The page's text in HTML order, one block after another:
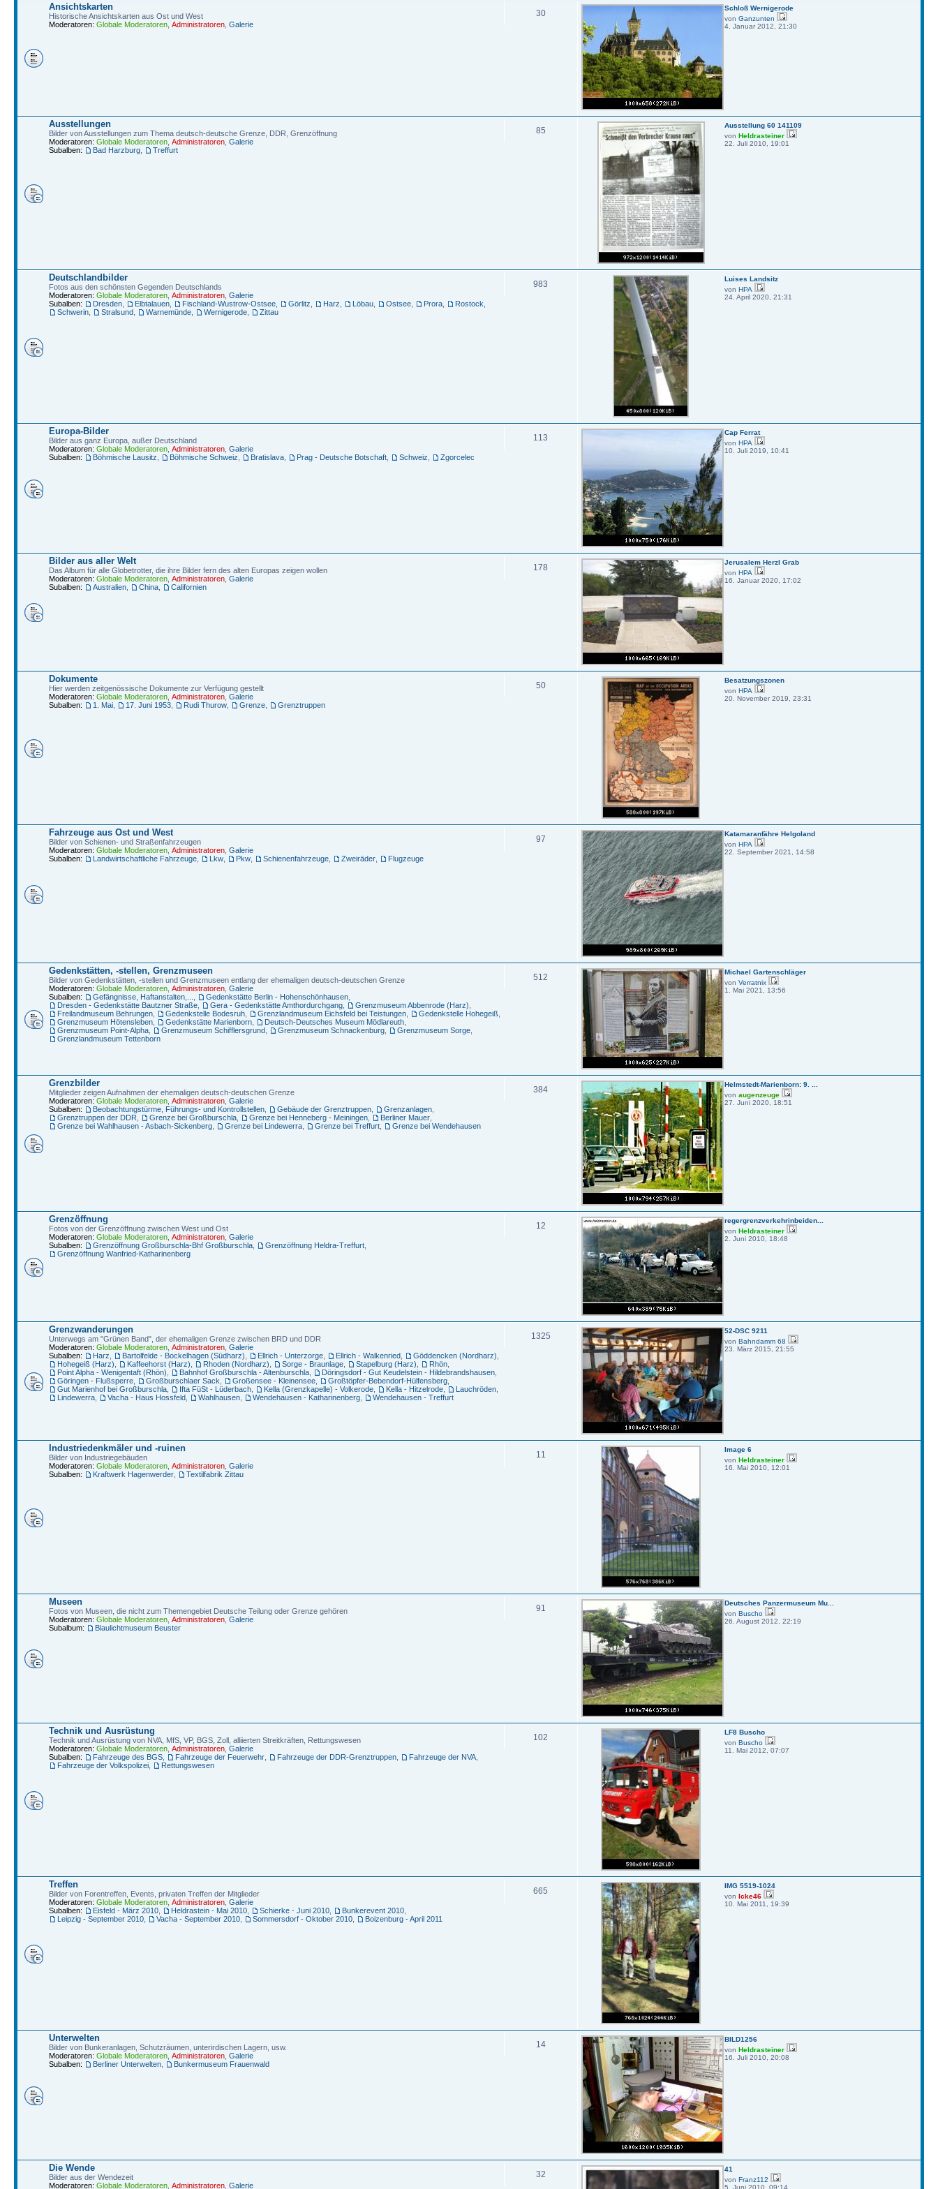
Ansichtskarten
Historische Ansichtskarten aus Ost und West
Moderatoren: Globale Moderatoren Administratoren Galerie
30
Schloß Wernigerode
von Ganzunten
4. Januar 2012, 21:30
Ausstellungen
Bilder von Ausstellungen zum Thema deutsch-deutsche Grenze, DDR, Grenzöffnung
Moderatoren: Globale Moderatoren Administratoren Galerie
Subalben:
Bad Harzburg Treffurt
85
Ausstellung 60 141109
von Heldrasteiner
22. Juli 2010, 19:01
Deutschlandbilder
Fotos aus den schönsten Gegenden Deutschlands
Moderatoren: Globale Moderatoren Administratoren Galerie
Subalben:
Dresden Elbtalauen Fischland-Wustrow-Ostsee Görlitz Harz Löbau Ostsee Prora Rostock
Schwerin
Stralsund Warnemünde Wernigerode Zittau
983
Luises Landsitz
von HPA
24. April 2020, 21:31
Europa-Bilder
Bilder aus ganz Europa, außer Deutschland
Moderatoren: Globale Moderatoren Administratoren Galerie
Subalben:
Böhmische Lausitz Böhmische Schweiz Bratislava Prag - Deutsche Botschaft Schweiz Zgorcelec
113
Cap Ferrat
von HPA
10. Juli 2019, 10:41
Bilder aus aller Welt
Das Album für alle Globetrotter, die ihre Bilder fern des alten Europas zeigen wollen
Moderatoren: Globale Moderatoren Administratoren Galerie
Subalben:
Australien China Californien
178
Jerusalem Herzl Grab
von HPA
16. Januar 2020, 17:02
Dokumente
Hier werden zeitgenössische Dokumente zur Verfügung gestellt
Moderatoren: Globale Moderatoren Administratoren Galerie
Subalben:
1. Mai 17. Juni 1953 Rudi Thurow Grenze Grenztruppen
50
Besatzungszonen
von HPA
20. November 2019, 23:31
Fahrzeuge aus Ost und West
Bilder von Schienen- und Straßenfahrzeugen
Moderatoren: Globale Moderatoren Administratoren Galerie
Subalben:
Landwirtschaftliche Fahrzeuge Lkw Pkw Schienenfahrzeuge Zweiräder Flugzeuge
97
Katamaranfähre Helgoland
von HPA
22. September 2021, 14:58
Gedenkstätten, -stellen, Grenzmuseen
Bilder von Gedenkstätten, -stellen und Grenzmuseen entlang der ehemaligen deutsch-deutschen Grenze
Moderatoren: Globale Moderatoren Administratoren Galerie
Subalben:
Gefängnisse, Haftanstalten,... Gedenkstätte Berlin - Hohenschönhausen
Dresden - Gedenkstätte Bautzner Straße
Gera - Gedenkstätte Amthordurchgang Grenzmuseum Abbenrode (Harz)
Freilandmuseum Behrungen
Gedenkstelle Bodesruh Grenzlandmuseum Eichsfeld bei Teistungen Gedenkstelle Hohegeiß
Grenzmuseum Hötensleben
Gedenkstätte Marienborn Deutsch-Deutsches Museum Mödlareuth
Grenzmuseum Point-Alpha
Grenzmuseum Schifflersgrund Grenzmuseum Schnackenburg Grenzmuseum Sorge
Grenzlandmuseum Tettenborn
512
Michael Gartenschläger
von Verratnix
1. Mai 2021, 13:56
Grenzbilder
Mitglieder zeigen Aufnahmen der ehemaligen deutsch-deutschen Grenze
Moderatoren: Globale Moderatoren Administratoren Galerie
Subalben:
Beobachtungstürme, Führungs- und Kontrollstellen Gebäude der Grenztruppen Grenzanlagen
Grenztruppen der DDR
Grenze bei Großburschla Grenze bei Henneberg - Meiningen Berliner Mauer
Grenze bei Wahlhausen - Asbach-Sickenberg
Grenze bei Lindewerra Grenze bei Treffurt Grenze bei Wendehausen
384
Helmstedt-Marienborn: 9. ...
von augenzeuge
27. Juni 2020, 18:51
Grenzöffnung
Fotos von der Grenzöffnung zwischen West und Ost
Moderatoren: Globale Moderatoren Administratoren Galerie
Subalben:
Grenzöffnung Großburschla-Bhf Großburschla Grenzöffnung Heldra-Treffurt
Grenzöffnung Wanfried-Katharinenberg
12
regergrenzverkehrinbeiden...
von Heldrasteiner
2. Juni 2010, 18:48
Grenzwanderungen
Unterwegs am "Grünen Band", der ehemaligen Grenze zwischen BRD und DDR
Moderatoren: Globale Moderatoren Administratoren Galerie
Subalben:
Harz Bartolfelde - Bockelhagen (Südharz) Ellrich - Unterzorge Ellrich - Walkenried Göddencken (Nordharz)
Hohegeiß (Harz)
Kaffeehorst (Harz) Rhoden (Nordharz) Sorge - Braunlage Stapelburg (Harz) Rhön
Point Alpha - Wenigentaft (Rhön)
Bahnhof Großburschla - Altenburschla Döringsdorf - Gut Keudelstein - Hildebrandshausen
Göringen - Flußsperre
Großburschlaer Sack Großensee - Kleinensee Großtöpfer-Bebendorf-Hülfensberg
Gut Marienhof bei Großburschla
Ifta FüSt - Lüderbach Kella (Grenzkapelle) - Volkerode Kella - Hitzelrode Lauchröden
Lindewerra
Vacha - Haus Hossfeld Wahlhausen Wendehausen - Katharinenberg Wendehausen - Treffurt
1325
52-DSC 9211
von Bahndamm 68
23. März 2015, 21:55
Industriedenkmäler und -ruinen
Bilder von Industriegebäuden
Moderatoren: Globale Moderatoren Administratoren Galerie
Subalben:
Kraftwerk Hagenwerder Textilfabrik Zittau
11
Image 6
von Heldrasteiner
16. Mai 2010, 12:01
Museen
Fotos von Museen, die nicht zum Themengebiet Deutsche Teilung oder Grenze gehören
Moderatoren: Globale Moderatoren Administratoren Galerie
Subalbum:
Blaulichtmuseum Beuster
91
Deutsches Panzermuseum Mu...
von Buscho
26. August 2012, 22:19
Technik und Ausrüstung
Technik und Ausrüstung von NVA, MfS, VP, BGS, Zoll, alliierten Streitkräften, Rettungswesen
Moderatoren: Globale Moderatoren Administratoren Galerie
Subalben:
Fahrzeuge des BGS Fahrzeuge der Feuerwehr Fahrzeuge der DDR-Grenztruppen Fahrzeuge der NVA
Fahrzeuge der Volkspolizei
Rettungswesen
102
LF8 Buscho
von Buscho
11. Mai 2012, 07:07
Treffen
Bilder von Forentreffen, Events, privaten Treffen der Mitglieder
Moderatoren: Globale Moderatoren Administratoren Galerie
Subalben:
Eisfeld - März 2010 Heldrastein - Mai 2010 Schierke - Juni 2010 Bunkerevent 2010
Leipzig - September 2010
Vacha - September 2010 Sommersdorf - Oktober 2010 Boizenburg - April 2011
665
IMG 5519-1024
von Icke46
10. Mai 2011, 19:39
Unterwelten
Bilder von Bunkeranlagen, Schutzräumen, unterirdischen Lagern, usw.
Moderatoren: Globale Moderatoren Administratoren Galerie
Subalben:
Berliner Unterwelten Bunkermuseum Frauenwald
14
BILD1256
von Heldrasteiner
16. Juli 2010, 20:08
Die Wende
Bilder aus der Wendezeit
Moderatoren: Globale Moderatoren Administratoren Galerie
32
41
von Franz112
5. Juni 2010, 09:14